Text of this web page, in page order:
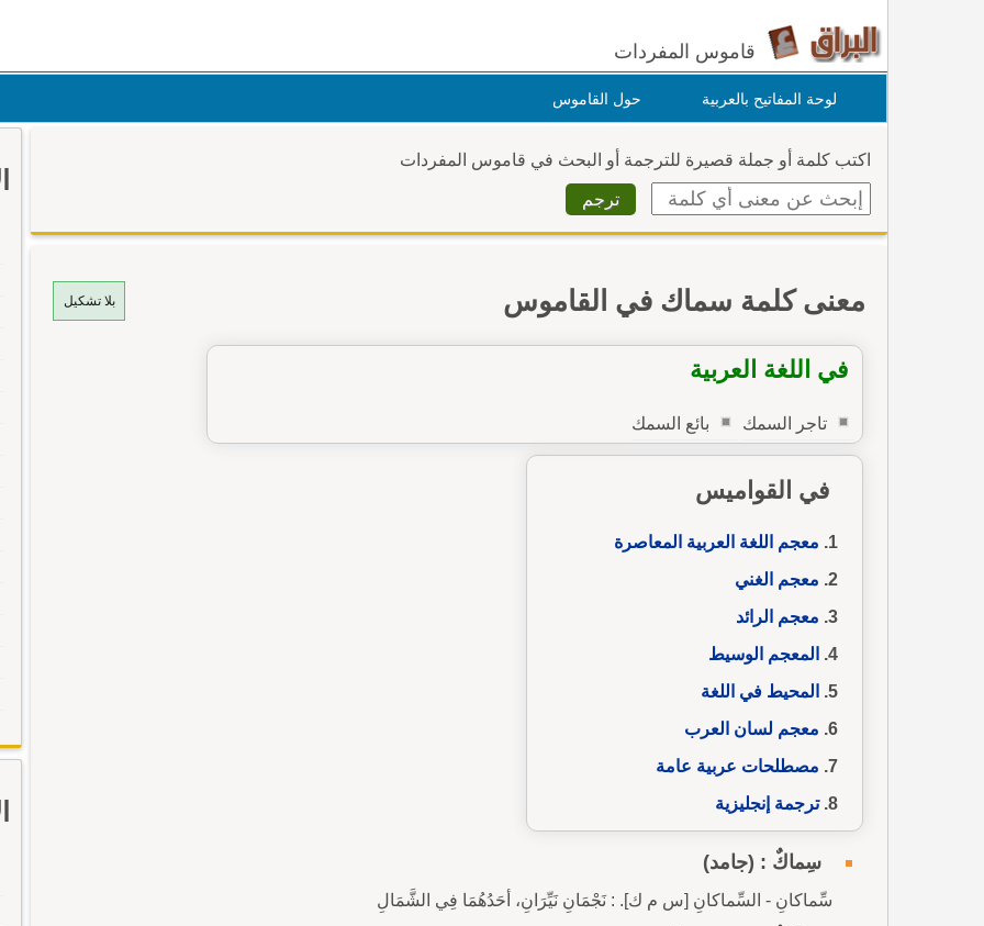
قاموس المفردات
لوحة المفاتيح بالعربية حول القاموس
اكتب كلمة أو جملة قصيرة للترجمة أو البحث في قاموس المفردات
بلا تشكيل معنى كلمة سماك في القاموس
في اللغة العربية
تاجر السمك بائع السمك
في القواميس
معجم اللغة العربية المعاصرة
معجم الغني
معجم الرائد
المعجم الوسيط
المحيط في اللغة
معجم لسان العرب
مصطلحات عربية عامة
ترجمة إنجليزية
سِماكٌ : (جامد)
سِّماكانِ - السِّماكانِ [س م ك]. : نَجْمَانِ نَيِّرَانِ، أحَدُهُمَا فِي الشَّمَالِ